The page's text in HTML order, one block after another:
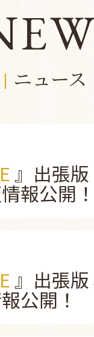
ニュース
』出張
報公開
』出張
公開！